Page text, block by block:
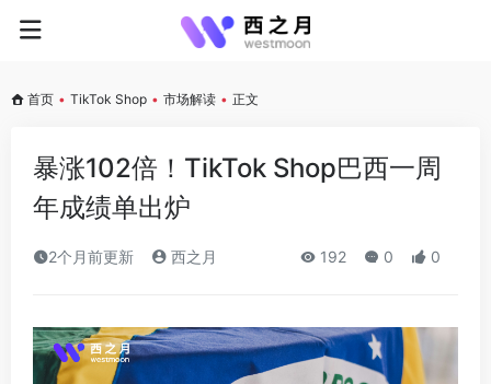
首页 • TikTok Shop • 市场解读 • 正文
暴涨102倍！TikTok Shop巴西一周
年成绩单出炉
2个月前更新 西之月 192 0 0